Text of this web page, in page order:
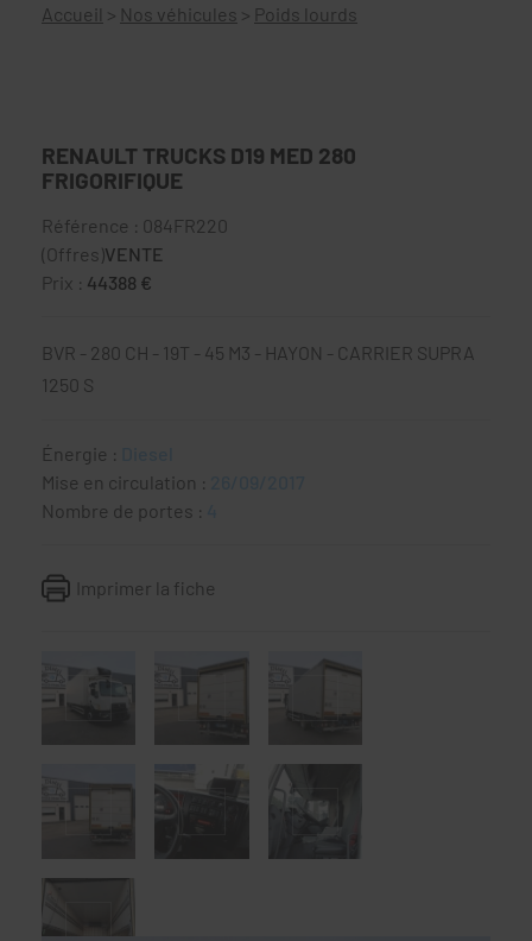
Accueil > Nos véhicules > Poids lourds
RENAULT TRUCKS D19 MED 280
FRIGORIFIQUE
Référence : 084FR220
(Offres)VENTE
Prix : 44388 €
BVR - 280 CH - 19T - 45 M3 - HAYON - CARRIER SUPRA
1250 S
Énergie :
Mise en circulation :
Nombre de portes :
Imprimer la fiche